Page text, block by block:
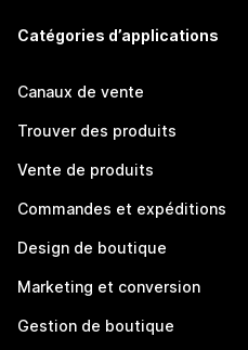
Catégories d’applications
Canaux de vente
Trouver des produits
Vente de produits
Commandes et expéditions
Design de boutique
Marketing et conversion
Gestion de boutique